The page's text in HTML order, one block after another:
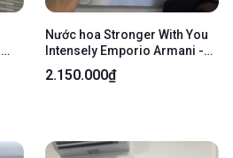
Nước hoa Stronger With You
Intensely Emporio Armani -
Tester - 100ml - Kèm Box
2.150.000₫